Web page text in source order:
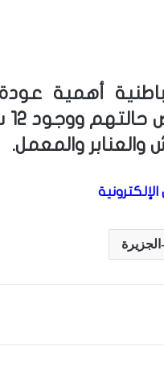
أهمية
الجزيرة